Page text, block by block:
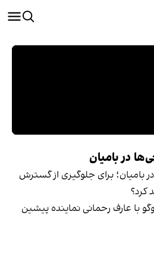
در بامیان
بامیان؛ برای جلوگیری از گسترش
کرد؟
با عارف رحمانی نماینده پیشین